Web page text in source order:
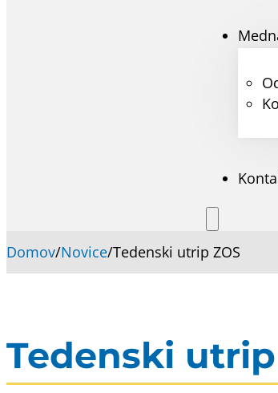
Domov/Novice/Tedenski utrip ZOS
Tedenski utrip